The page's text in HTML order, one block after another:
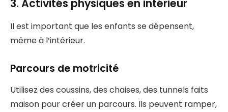
3. Activités physiques en intérieur
Il est important que les enfants se dépensent,
même à l’intérieur.
Parcours de motricité
Utilisez des coussins, des chaises, des tunnels faits
maison pour créer un parcours. Ils peuvent ramper,